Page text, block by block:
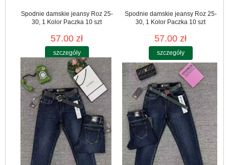
Spodnie damskie jeansy Roz 25-
30, 1 Kolor Paczka 10 szt
57.00 zł
szczegóły
Spodnie damskie jeansy Roz 25-
30, 1 Kolor Paczka 10 szt
57.00 zł
szczegóły